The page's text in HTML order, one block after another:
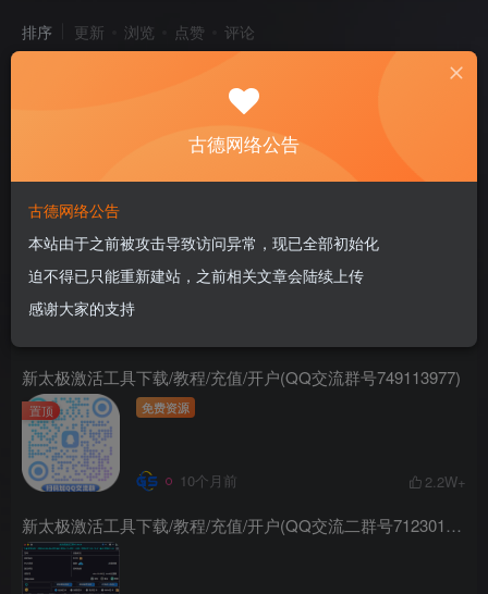
排序 更新 浏览 点赞 评论
新太极激活工具大客户洽谈（QQ官方交流群：523943346）
# 太极A5-A12+激活工具
3天前 9
新太极激活工具下载/教程/充值/开户(QQ交流群号749113977)
置顶 免费资源
10个月前 2.2W+
新太极激活工具下载/教程/充值/开户(QQ交流二群号712301491)
古德网络公告
古德网络公告
本站由于之前被攻击导致访问异常，现已全部初始化
迫不得已只能重新建站，之前相关文章会陆续上传
感谢大家的支持